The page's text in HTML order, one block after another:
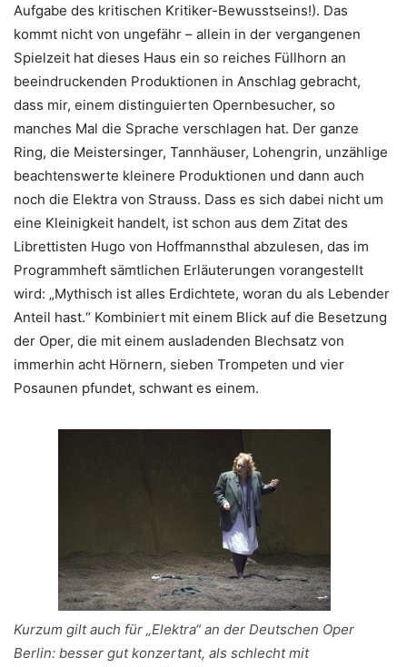
Aufgabe des kritischen Kritiker-Bewusstseins!). Das
kommt nicht von ungefähr – allein in der vergangenen
Spielzeit hat dieses Haus ein so reiches Füllhorn an
beeindruckenden Produktionen in Anschlag gebracht,
dass mir, einem distinguierten Opernbesucher, so
manches Mal die Sprache verschlagen hat. Der ganze
Ring, die Meistersinger, Tannhäuser, Lohengrin, unzählige
beachtenswerte kleinere Produktionen und dann auch
noch die Elektra von Strauss. Dass es sich dabei nicht um
eine Kleinigkeit handelt, ist schon aus dem Zitat des
Librettisten Hugo von Hoffmannsthal abzulesen, das im
Programmheft sämtlichen Erläuterungen vorangestellt
wird: „Mythisch ist alles Erdichtete, woran du als Lebender
Anteil hast.“ Kombiniert mit einem Blick auf die Besetzung
der Oper, die mit einem ausladenden Blechsatz von
immerhin acht Hörnern, sieben Trompeten und vier
Posaunen pfundet, schwant es einem.
Kurzum gilt auch für „Elektra“ an der Deutschen Oper
Berlin: besser gut konzertant, als schlecht mit